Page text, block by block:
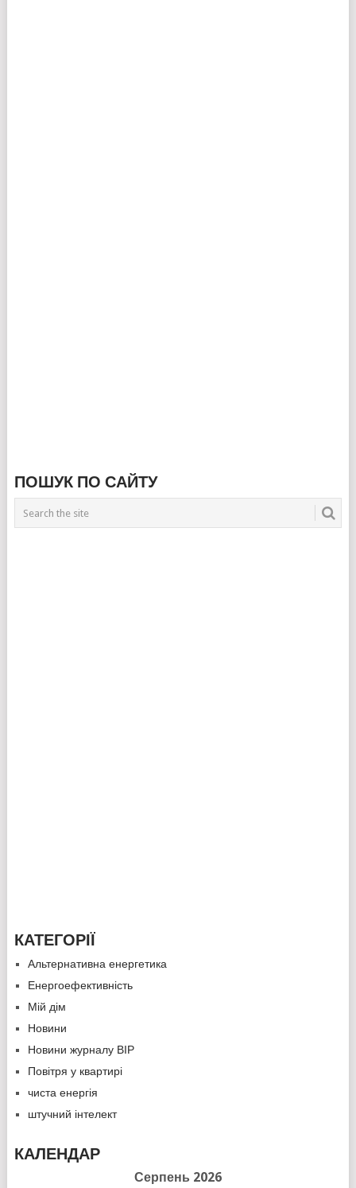
ПОШУК ПО САЙТУ
КАТЕГОРІЇ
Альтернативна енергетика
Енергоефективність
Мій дім
Новини
Новини журналу ВІР
Повітря у квартирі
чиста енергія
штучний інтелект
КАЛЕНДАР
Серпень 2026